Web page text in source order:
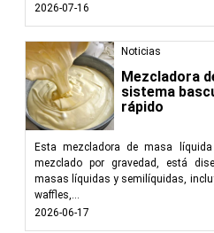
2026-07-16
Noticias
Mezcladora
sistema
rápido
Esta mezcladora de masa
mezclado por gravedad, está
masas líquidas y semilíquidas,
waffles,...
2026-06-17